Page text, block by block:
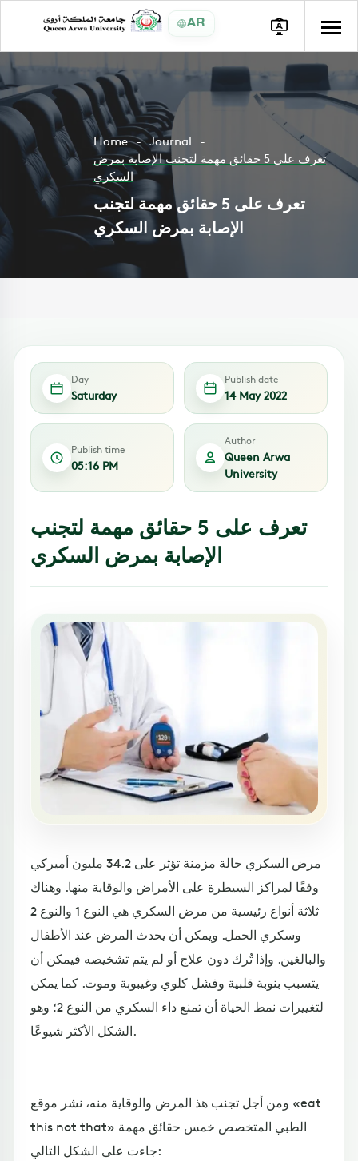
AR
Home
Journal
تعرف على 5 حقائق مهمة لتجنب الإصابة بمرض
السكري
تعرف على 5 حقائق مهمة لتجنب
الإصابة بمرض السكري
Day
Saturday
Publish date
14 May 2022
Publish time
05:16 PM
Author
Queen Arwa
University
تعرف على 5 حقائق مهمة لتجنب
الإصابة بمرض السكري
مرض السكري حالة مزمنة تؤثر على 34.2 مليون أميركي
وفقًا لمراكز السيطرة على الأمراض والوقاية منها. وهناك
ثلاثة أنواع رئيسية من مرض السكري هي النوع 1 والنوع 2
وسكري الحمل. ويمكن أن يحدث المرض عند الأطفال
والبالغين. وإذا تُرك دون علاج أو لم يتم تشخيصه فيمكن أن
يتسبب بنوبة قلبية وفشل كلوي وغيبوبة وموت. كما يمكن
لتغييرات نمط الحياة أن تمنع داء السكري من النوع 2؛ وهو
الشكل الأكثر شيوعًا.
ومن أجل تجنب هذ المرض والوقاية منه، نشر موقع «eat
this not that» الطبي المتخصص خمس حقائق مهمة
جاءت على الشكل التالي: